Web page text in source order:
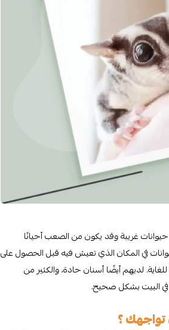
حيوانات غريبة وقد يكون من الصعب أحيانًا
في المكان الذي تعيش فيه قبل الحصول على
لديهم أيضًا أسنان حادة، والكثير من
في البيت بشكل صحيح.
تواجهك ؟